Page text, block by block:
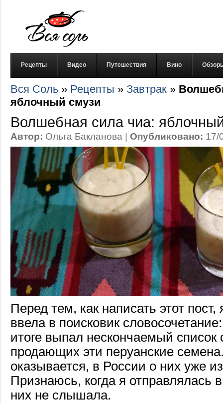
Рецепты Видео Путешествия Вино
Вся Соль » Рецепты » Завтрак »
яблочный смузи
Волшебная сила чиа:
Автор: Ольга Бакланова | Опубликовано: 17/
Перед тем, как написать этот
ввела в поисковик
итоге выпал нескончаемый список
продающих эти перуанские
оказывается, в России о них уже
Признаюсь, когда я отправлялась
них не слышала.